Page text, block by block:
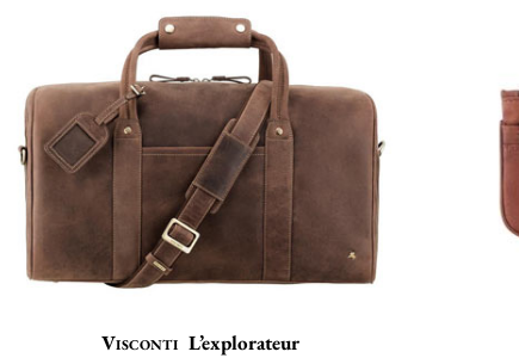
Visconti L’explorateur